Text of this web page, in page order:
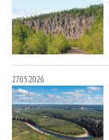
27.05.2026